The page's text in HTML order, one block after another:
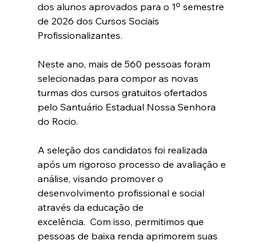
dos alunos aprovados para o 1º semestre
de 2026 dos Cursos Sociais
Profissionalizantes.
Neste ano, mais de 560 pessoas foram
selecionadas para compor as novas
turmas dos cursos gratuitos ofertados
pelo Santuário Estadual Nossa Senhora
do Rocio.
A seleção dos candidatos foi realizada
após um rigoroso processo de avaliação e
análise, visando promover o
desenvolvimento profissional e social
através da educação de
excelência. Com isso, permitimos que
pessoas de baixa renda aprimorem suas